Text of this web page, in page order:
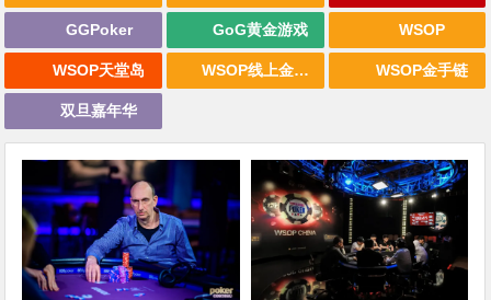
GGPoker GoG黄金游戏 WSOP
WSOP天堂岛 WSOP线上金手链 WSOP金手链
双旦嘉年华